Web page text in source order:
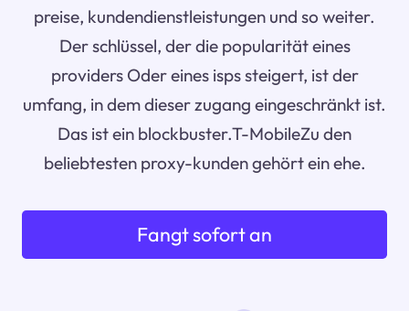
preise, kundendienstleistungen und so weiter.
Der schlüssel, der die popularität eines
providers Oder eines isps steigert, ist der
umfang, in dem dieser zugang eingeschränkt ist.
Das ist ein blockbuster.T-MobileZu den
beliebtesten proxy-kunden gehört ein ehe.
Fangt sofort an